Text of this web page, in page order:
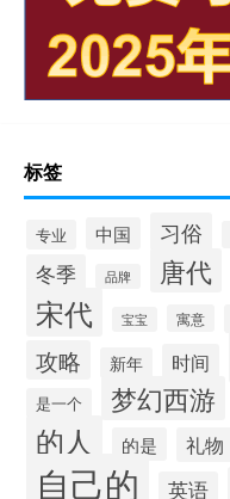
标签
专业 中国 习俗
冬季 品牌 唐代
宋代 宝宝 寓意
攻略 新年 时间
是一个 梦幻西游
的人 的是 礼物
自己的 英语